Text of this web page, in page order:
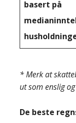
basert på
* Merk at
ut som enslig
De beste